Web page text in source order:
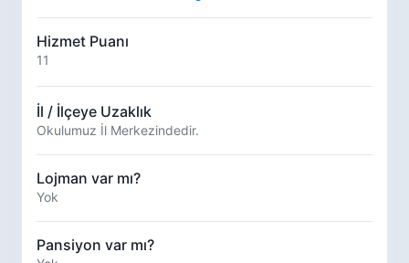
Hizmet Puanı
11
İl / İlçeye Uzaklık
Okulumuz İl Merkezindedir.
Lojman var mı?
Yok
Pansiyon var mı?